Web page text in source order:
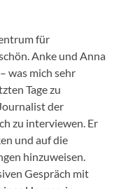
für
Anke und Anna
was mich sehr
Tage zu
der
zu interviewen. Er
und auf die
hinzuweisen.
Gespräch mit